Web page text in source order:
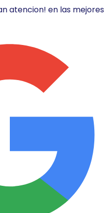
atencion! en las mejores